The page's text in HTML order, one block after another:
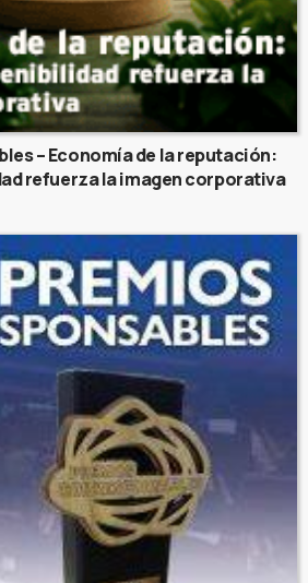
– Economía de la reputación:
refuerza la imagen corporativa